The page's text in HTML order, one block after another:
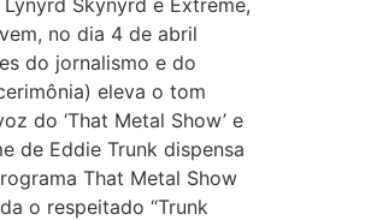
Skynyrd e Extreme,
no dia 4 de abril
do jornalismo e do
eleva o tom
do ‘That Metal Show’ e
de Eddie Trunk dispensa
That Metal Show
o respeitado “Trunk